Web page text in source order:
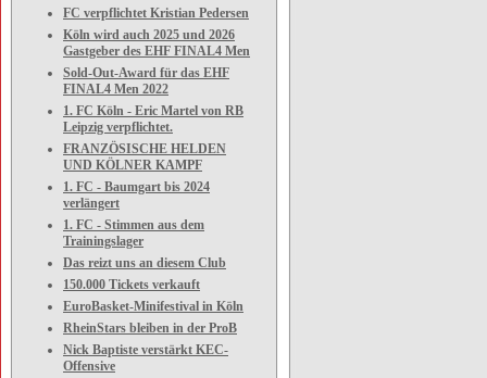
FC verpflichtet Kristian Pedersen
Köln wird auch 2025 und 2026
Gastgeber des EHF FINAL4 Men
Sold-Out-Award für das EHF
FINAL4 Men 2022
1. FC Köln - Eric Martel von RB
Leipzig verpflichtet.
FRANZÖSISCHE HELDEN
UND KÖLNER KAMPF
1. FC - Baumgart bis 2024
verlängert
1. FC - Stimmen aus dem
Trainingslager
Das reizt uns an diesem Club
150.000 Tickets verkauft
EuroBasket-Minifestival in Köln
RheinStars bleiben in der ProB
Nick Baptiste verstärkt KEC-
Offensive